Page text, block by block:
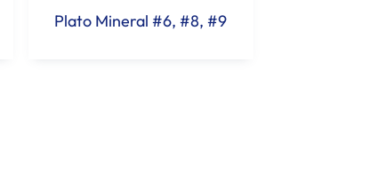
Plato Mineral #6, #8, #9